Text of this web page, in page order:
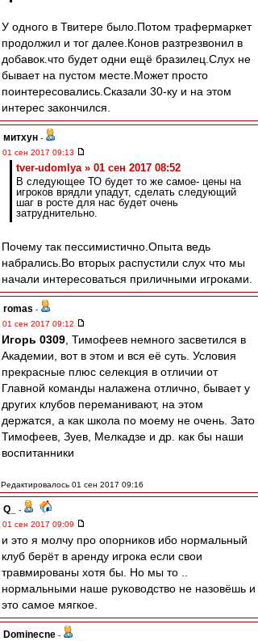
У одного в Твитере было.Потом трафермаркет
продолжил и тог далее.Конов разтрезвонил в
добавок.что будет одни ещё бразилец.Слух не
бывает на пустом месте.Может просто
поинтересовались.Сказали 30-ку и на этом
интерес закончился.
митхун -
01 сен 2017 09:13
tver-udomlya » 01 сен 2017 08:52
В следующее ТО будет то же самое- цены на
игроков врядли упадут, сделать следующий
шаг в росте для нас будет очень
затруднительно.
Почему так пессимистично.Опыта ведь
набрались.Во вторых распустили слух что мы
начали интересоваться приличными игроками.
romas -
01 сен 2017 09:12
Игорь 0309 , Тимофеев немного засветился в
Академии, вот в этом и вся её суть. Условия
прекрасные плюс селекция в отличии от
Главной команды налажена отлично, бывает у
других клубов переманивают, на этом
держатся, а как школа по моему не очень. Зато
Тимофеев, Зуев, Мелкадзе и др. как бы наши
воспитанники
Редактировалось 01 сен 2017 09:16
Q_
-
01 сен 2017 09:09
и это я молчу про опорников ибо нормальный
клуб берёт в аренду игрока если свои
травмированы хотя бы. Но мы то ..
нормальными наше руководство не назовёшь и
это самое мягкое.
Dominecne -